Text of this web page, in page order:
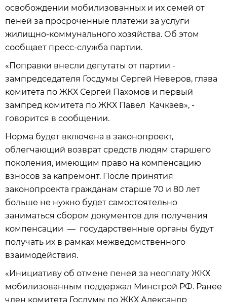
освобождении мобилизованных и их семей от
пеней за просроченные платежи за услуги
жилищно-коммунального хозяйства. Об этом
сообщает пресс-служба партии.
«Поправки внесли депутаты от партии -
зампредседателя Госдумы Сергей Неверов, глава
комитета по ЖКХ Сергей Пахомов и первый
зампред комитета по ЖКХ Павел Качкаев», -
говорится в сообщении.
Норма будет включена в законопроект,
облегчающий возврат средств людям старшего
поколения, имеющим право на компенсацию
взносов за капремонт. После принятия
законопроекта гражданам старше 70 и 80 лет
больше не нужно будет самостоятельно
заниматься сбором документов для получения
компенсации — государственные органы будут
получать их в рамках межведомственного
взаимодействия.
«Инициативу об отмене пеней за неоплату ЖКХ
мобилизованным поддержал Минстрой РФ. Ранее
член комитета Госдумы по ЖКХ Александр